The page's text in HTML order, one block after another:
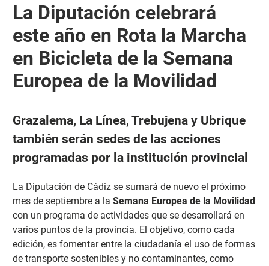
La Diputación celebrará
este año en Rota la Marcha
en Bicicleta de la Semana
Europea de la Movilidad
Grazalema, La Línea, Trebujena y Ubrique
también serán sedes de las acciones
programadas por la institución provincial
La Diputación de Cádiz se sumará de nuevo el próximo
mes de septiembre a la Semana Europea de la Movilidad
con un programa de actividades que se desarrollará en
varios puntos de la provincia. El objetivo, como cada
edición, es fomentar entre la ciudadanía el uso de formas
de transporte sostenibles y no contaminantes, como